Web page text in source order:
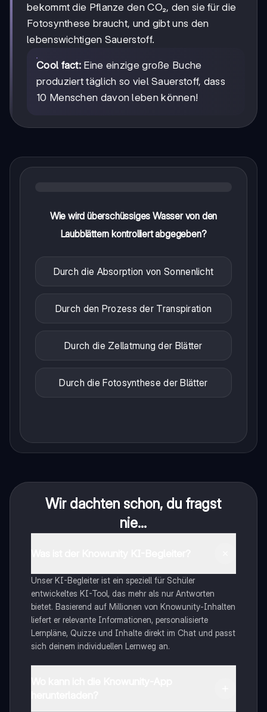
bekommt die Pflanze den CO₂, den sie für die
Fotosynthese braucht, und gibt uns den
lebenswichtigen Sauerstoff.
Cool fact: Eine einzige große Buche
produziert täglich so viel Sauerstoff, dass
10 Menschen davon leben können!
Wie wird überschüssiges Wasser von den
Laubblättern kontrolliert abgegeben?
Durch die Absorption von Sonnenlicht
Durch den Prozess der Transpiration
Durch die Zellatmung der Blätter
Durch die Fotosynthese der Blätter
Wir dachten schon, du fragst
nie...
Unser KI-Begleiter ist ein speziell für Schüler
entwickeltes KI-Tool, das mehr als nur Antworten
bietet. Basierend auf Millionen von Knowunity-Inhalten
liefert er relevante Informationen, personalisierte
Lernpläne, Quizze und Inhalte direkt im Chat und passt
sich deinem individuellen Lernweg an.